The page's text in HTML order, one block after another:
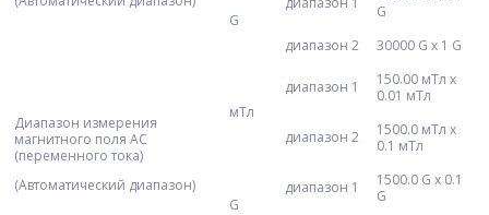
G
G
диапазон 2
30000 G x 1 G
Диапазон измерения
магнитного поля AC
(переменного тока)
(Автоматический диапазон)
мТл
диапазон 1
150.00 мТл x
0.01 мТл
диапазон 2
1500.0 мТл x
0.1 мТл
G
диапазон 1
1500.0 G x 0.1
G